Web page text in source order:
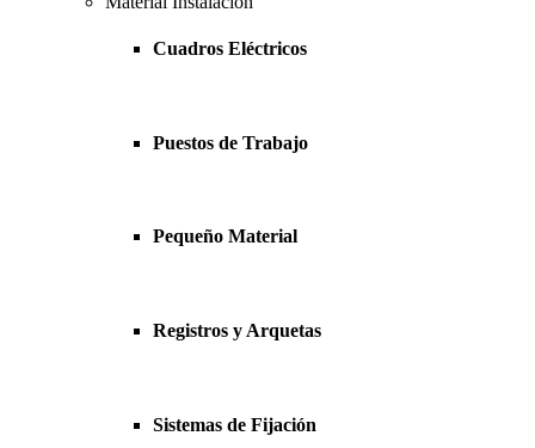
Cuadros Eléctricos
Puestos de Trabajo
Pequeño Material
Registros y Arquetas
Sistemas de Fijación